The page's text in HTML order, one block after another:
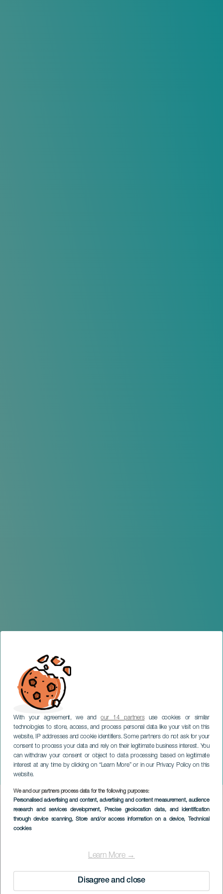
With your agreement, we andour 14 partnersuse cookies or similar
technologies to store, access, and process personal data like your visit on this
website, IP addresses and cookie identifiers. Some partners do not ask for your
consent to process your data and rely on their legitimate business interest. You
can withdraw your consent or object to data processing based on legitimate
interest at any time by clicking on “Learn More” or in our Privacy Policy on this
website.
We and our partners process data for the following purposes:
Personalised advertising and content, advertising and content measurement, audience
research and services development, Precise geolocation data, and identification
through device scanning, Store and/or access information on a device, Technical
cookies
Learn More →
Disagree and close
Drag Queen und
Transformismus Gala
TENERIFE
Imagen
Listado